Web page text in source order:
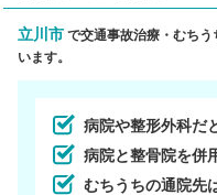
立川市 で交通事故治療・むち
います。
病院や整形外科だ
病院と整骨院を併
むちうちの通院先